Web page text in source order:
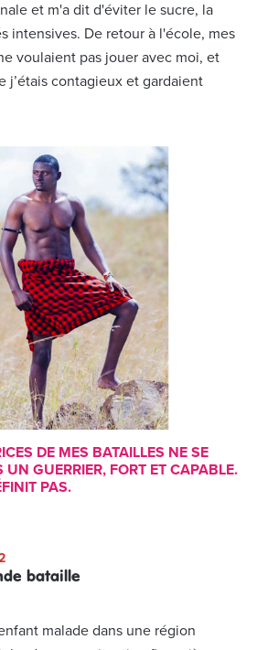
et m'a dit d'éviter le sucre, la
intensives. De retour à l'école, mes
voulaient pas jouer avec moi, et
j’étais contagieux et gardaient
DE MES BATAILLES NE SE
GUERRIER, FORT ET CAPABLE.
PAS.
bataille
malade dans une région